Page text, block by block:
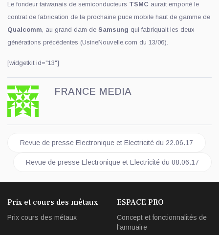
Le fondeur taiwanais de semiconducteurs TSMC aurait emporté le
contrat de fabrication de la prochaine puce mobile haut de gamme de
Qualcomm, au grand dam de Samsung qui fabriquait les deux
générations précédentes (UsineNouvelle.com du 13/06).
[widgetkit id="13"]
FRANCE MEDIA
Article précédent : Revue de presse Electronique et Electricité
Revue de presse Electronique et Electricité du 22.06.17
Article suivant : Revue de presse Electronique et Electricité
Revue de presse Electronique et Electricité du 08.06.17
Prix et cours des métaux
Prix cours des métaux
ESPACE PRO
Concept et fonctionnalités de
l'annuaire